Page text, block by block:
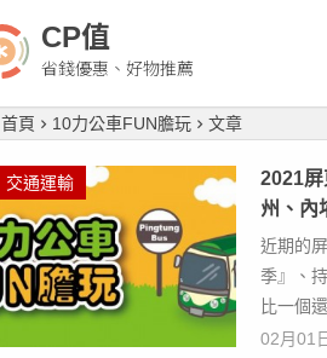
CP值
省錢優惠、好物推薦
首頁 10力公車FUN膽玩 文章
交通運輸
2021
州、內
近期的
季』、
比一個
02月01